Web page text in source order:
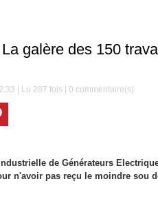
galère des 150
| Lu 287 fois |0 commentaire(s)
de Générateurs
n'avoir pas reçu le moindre sou